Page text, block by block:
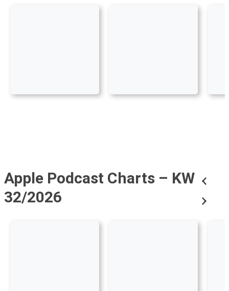
Apple Podcast Charts – KW
32/2026